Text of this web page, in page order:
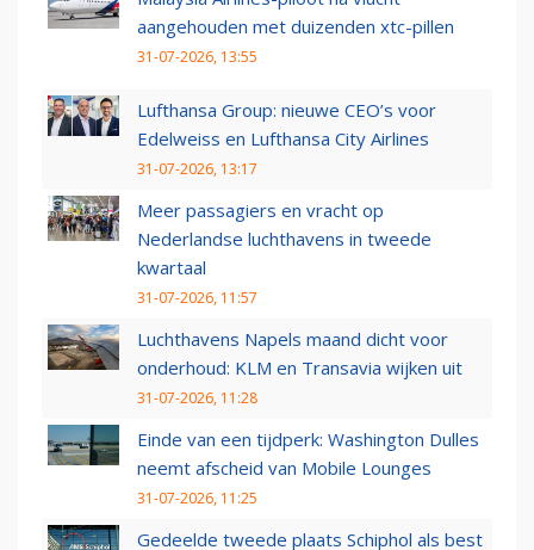
aangehouden met duizenden xtc-pillen
31-07-2026, 13:55
Lufthansa Group: nieuwe CEO’s voor
Edelweiss en Lufthansa City Airlines
31-07-2026, 13:17
Meer passagiers en vracht op
Nederlandse luchthavens in tweede
kwartaal
31-07-2026, 11:57
Luchthavens Napels maand dicht voor
onderhoud: KLM en Transavia wijken uit
31-07-2026, 11:28
Einde van een tijdperk: Washington Dulles
neemt afscheid van Mobile Lounges
31-07-2026, 11:25
Gedeelde tweede plaats Schiphol als best